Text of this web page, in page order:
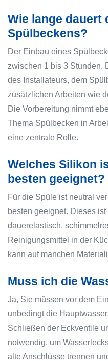
Wie lange dauert
Spülbeckens?
Der Einbau eines
zwischen 1 bis 3 Stunden.
des Installateurs, dem
zusätzlichen Arbeiten wie
Die Vorbereitung nimmt
Thema Spülbecken in
eine zentrale Rolle.
Welches Silikon
besten geeignet?
Für die Spüle ist neutral
besten geeignet. Dieses
dauerelastisch,
Reinigungsmittel in der
kann auf manchen
Muss ich die
Ja, Sie müssen vor dem
unbedingt die
Schließen der Eckventile
notwendig, um
alte Anschlüsse trennen